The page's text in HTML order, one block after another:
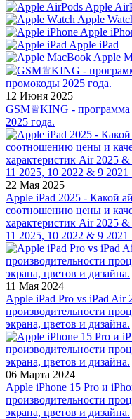
Apple
Apple
Apple
Apple iPad
Apple
12 Июня 2025
GSM♕KING - программа
2025 года.
22 Мая 2025
Apple iPad 2025 - Какой
соотношению цены и
характеристик Air 2025
11 2025, 10 2022 & 9
11 Мая 2024
Apple iPad Pro vs iPad Air
производительности
экрана, цветов и дизайна.
06 Марта 2024
Apple iPhone 15 Pro и
производительности
экрана, цветов и дизайна.